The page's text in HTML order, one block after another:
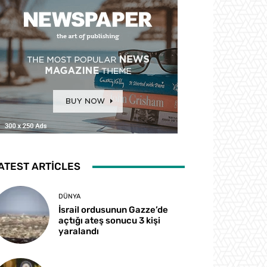
ARTICLES
DÜNYA
İsrail ordusunun Gazze’de
açtığı ateş sonucu 3 kişi
yaralandı